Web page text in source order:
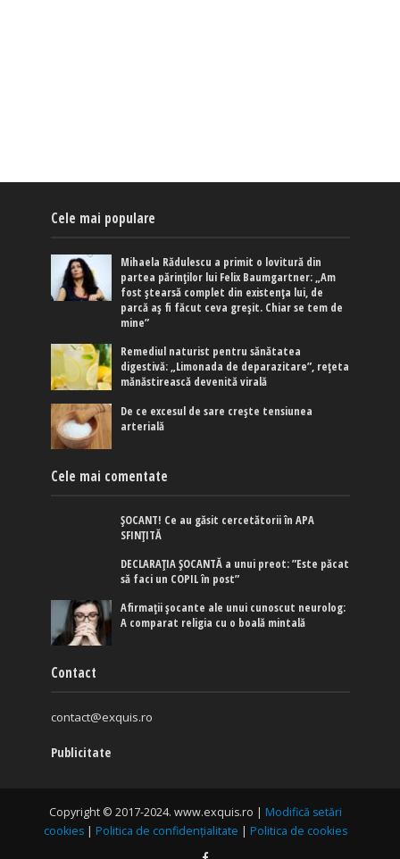
Cele mai populare
Mihaela Rădulescu a primit o lovitură din
partea părinților lui Felix Baumgartner: „Am
fost ștearsă complet din existența lui, de
parcă aș fi făcut ceva greșit. Chiar se tem de
mine”
Remediul naturist pentru sănătatea
digestivă: „Limonada de deparazitare”, rețeta
mănăstirească devenită virală
De ce excesul de sare crește tensiunea
arterială
Cele mai comentate
ȘOCANT! Ce au găsit cercetătorii în APA
SFINȚITĂ
DECLARAȚIA ȘOCANTĂ a unui preot: ”Este păcat
să faci un COPIL în post”
Afirmaţii şocante ale unui cunoscut neurolog:
A comparat religia cu o boală mintală
Contact
contact@exquis.ro
Publicitate
Copyright © 2017-2024. www.exquis.ro | Modifică setări
cookies | Politica de confidențialitate | Politica de cookies